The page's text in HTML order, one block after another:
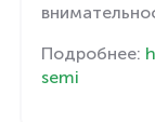
Подробнее:
semi